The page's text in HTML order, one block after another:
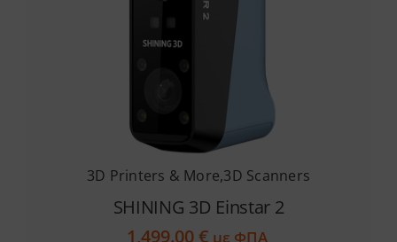
3D Printers & More,3D Scanners
SHINING 3D Einstar 2
1,499.00€ με ΦΠΑ